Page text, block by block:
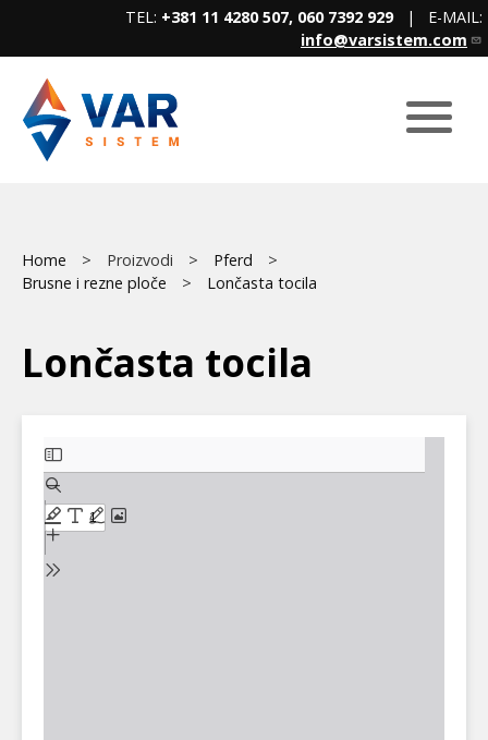
content
TEL: +381 11 4280 507, 060 7392 929| E-MAIL:
info@varsistem.com
Breadcrumb
Home Proizvodi
Pferd
Brusne i rezne ploče
Lončasta tocila
Lončasta tocila